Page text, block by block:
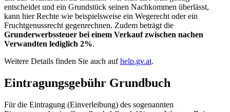
entscheidet und ein Grundstück seinen Nachkommen überlässt,
kann hier Rechte wie beispielsweise ein Wegerecht oder ein
Fruchtgenussrecht gegenrechnen. Zudem beträgt die
Grunderwerbssteuer bei einem Verkauf zwischen nachen
Verwandten lediglich 2%.
Weitere Details finden Sie auch aufhelp.gv.at.
Eintragungsgebühr Grundbuch
Für die Eintragung (Einverleibung) des sogenannten